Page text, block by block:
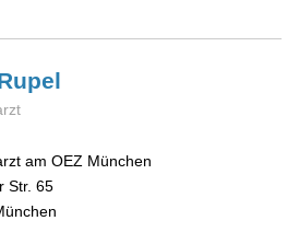
am OEZ München
Str. 65